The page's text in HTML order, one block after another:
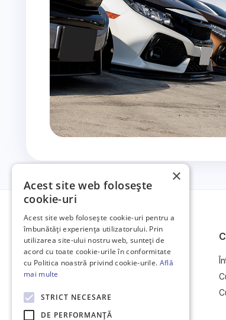
Platformă de anunțuri auto și licitații
auto online.
×
Acest site web folosește
cookie-uri
Acest site web folosește cookie-uri pentru a
îmbunătăți experiența utilizatorului. Prin
utilizarea site-ului nostru web, sunteți de
acord cu toate cookie-urile în conformitate
cu Politica noastră privind cookie-urile. Află
mai multe
STRICT NECESARE
DE PERFORMANȚĂ